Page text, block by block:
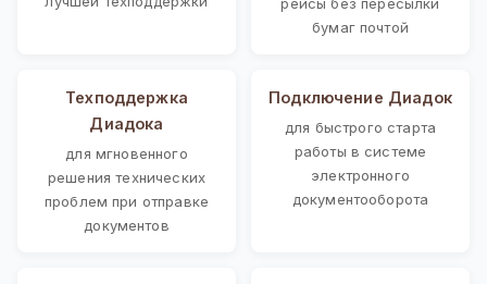
бумаг почтой
Техподдержка
Диадока
для мгновенного
решения технических
проблем при отправке
документов
Подключение Диадок
для быстрого старта
работы в системе
электронного
документооборота